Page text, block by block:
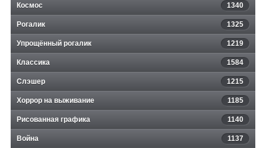
Космос 1340
Рогалик 1325
Упрощённый рогалик 1219
Классика 1584
Слэшер 1215
Хоррор на выживание 1185
Рисованная графика 1140
Война 1137